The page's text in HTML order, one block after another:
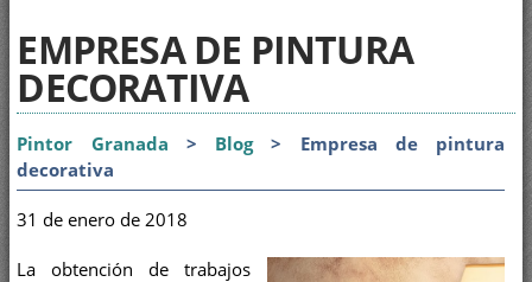
EMPRESA DE PINTURA
DECORATIVA
Pintor Granada > Blog> Empresa de pintura
decorativa
31 de enero de 2018
La obtención de trabajos